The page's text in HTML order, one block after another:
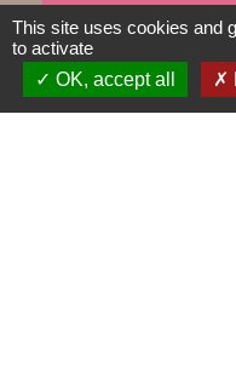
TRAVAUX EN
This site uses cookies and
to activate
OK, accept all